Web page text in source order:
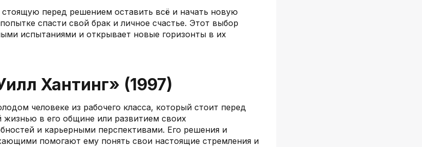
перед решением оставить всё и начать новую
спасти свой брак и личное счастье. Этот выбор
испытаниями и открывает новые горизонты в их
Хантинг» (1997)
человеке из рабочего класса, который стоит перед
в его общине или развитием своих
и карьерными перспективами. Его решения и
помогают ему понять свои настоящие стремления и